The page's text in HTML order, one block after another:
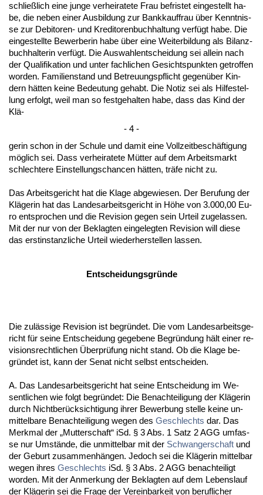
schließlich ei­ne jun­ge ver­hei­ra­te­te Frau be­fris­tet ein­ge­stellt ha­
be, die ne­ben ei­ner Aus­bil­dung zur Bank­kauf­frau über Kennt­nis­
se zur De­bi­to­ren- und Kre­di­to­ren­buch­hal­tung verfügt ha­be. Die
ein­ge­stell­te Be­wer­be­rin ha­be über ei­ne Wei­ter­bil­dung als Bi­lanz­
buch­hal­te­rin verfügt. Die Aus­wah­l­ent­schei­dung sei al­lein nach
der Qua­li­fi­ka­ti­on und un­ter fach­li­chen Ge­sichts­punk­ten ge­trof­fen
wor­den. Fa­mi­li­en­stand und Be­treu­ungs­pflicht ge­genüber Kin­
dern hätten kei­ne Be­deu­tung ge­habt. Die No­tiz sei als Hil­fe­stel­
lung er­folgt, weil man so fest­ge­hal­ten ha­be, dass das Kind der
Klä-
- 4 -
ge­rin schon in der Schu­le und da­mit ei­ne Voll­zeit­beschäfti­gung
möglich sei. Dass ver­hei­ra­te­te Mütter auf dem Ar­beits­markt
schlech­te­re Ein­stel­lungs­chan­cen hätten, träfe nicht zu.
Das Ar­beits­ge­richt hat die Kla­ge ab­ge­wie­sen. Der Be­ru­fung der
Kläge­rin hat das Lan­des­ar­beits­ge­richt in Höhe von 3.000,00 Eu­
ro ent­spro­chen und die Re­vi­si­on ge­gen sein Ur­teil zu­ge­las­sen.
Mit der nur von der Be­klag­ten ein­ge­leg­ten Re­vi­si­on will die­se
das erst­in­stanz­li­che Ur­teil wie­der­her­stel­len las­sen.
Ent­schei­dungs­gründe
Die zulässi­ge Re­vi­si­on ist be­gründet. Die vom Lan­des­ar­beits­ge­
richt für sei­ne Ent­schei­dung ge­ge­be­ne Be­gründung hält ei­ner re­
vi­si­ons­recht­li­chen Über­prüfung nicht stand. Ob die Kla­ge be­
gründet ist, kann der Se­nat nicht selbst ent­schei­den.
A. Das Lan­des­ar­beits­ge­richt hat sei­ne Ent­schei­dung im We­
sent­li­chen wie folgt be­gründet: Die Be­nach­tei­li­gung der Kläge­rin
durch Nicht­berück­sich­ti­gung ih­rer Be­wer­bung stel­le kei­ne un­
mit­tel­ba­re Be­nach­tei­li­gung we­gen des Ge­schlechts dar. Das
Merk­mal der „Mut­ter­schaft“ iSd. § 3 Abs. 1 Satz 2 AGG um­fas­
se nur Umstände, die un­mit­tel­bar mit der Schwan­ger­schaft und
der Ge­burt zu­sam­menhängen. Je­doch sei die Kläge­rin mit­tel­bar
we­gen ih­res Ge­schlechts iSd. § 3 Abs. 2 AGG be­nach­tei­ligt
wor­den. Mit der An­mer­kung der Be­klag­ten auf dem Le­bens­lauf
der Kläge­rin sei die Fra­ge der Ver­ein­bar­keit von be­ruf­li­cher